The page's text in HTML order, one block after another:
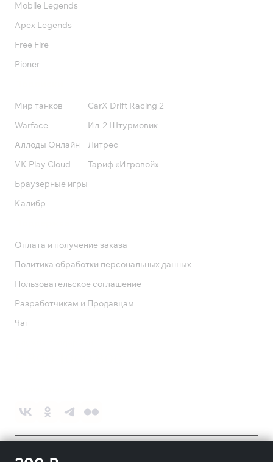
Mobile Legends
Apex Legends
Free Fire
Pioner
Мир танков
Warface
Аллоды Онлайн
VK Play Cloud
Браузерные игры
Калибр
CarX Drift Racing 2
Ил-2 Штурмовик
Литрес
Тариф «Игровой»
Оплата и получение заказа
Политика обработки персональных данных
Пользовательское соглашение
Разработчикам и Продавцам
Чат
©2026ПАО «Ростелеком»